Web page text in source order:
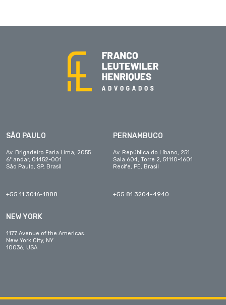
SÃO PAULO
Av. Brigadeiro Faria Lima, 2055
6º andar, 01452-001
São Paulo, SP, Brasil
+55 11 3016-1888
PERNAMBUCO
Av. República do Líbano, 251
Sala 604, Torre 2, 51110-1601
Recife, PE, Brasil
+55 81 3204-4940
NEW YORK
1177 Avenue of the Americas.
New York City, NY
10036, USA